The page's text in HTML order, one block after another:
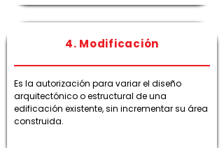
4. Modificación
Es la autorización para variar el diseño
arquitectónico o estructural de una
edificación existente, sin incrementar su área
construida.